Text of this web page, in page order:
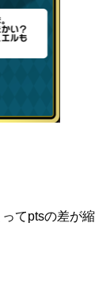
てptsの差が縮